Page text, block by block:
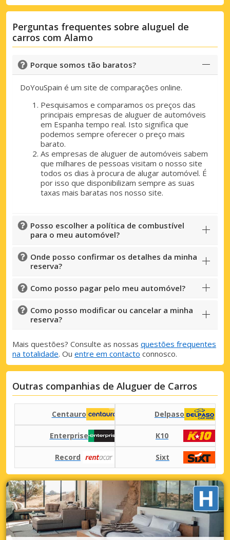
Perguntas frequentes sobre aluguel de
carros com Alamo
Porque somos tão baratos?
DoYouSpain é um site de comparações online.
Pesquisamos e comparamos os preços das
principais empresas de aluguer de automóveis
em Espanha tempo real. Isto significa que
podemos sempre oferecer o preço mais
barato.
As empresas de aluguer de automóveis sabem
que milhares de pessoas visitam o nosso site
todos os dias à procura de alugar automóvel. É
por isso que disponibilizam sempre as suas
taxas mais baratas nos nosso site.
Posso escolher a política de combustível
para o meu automóvel?
Onde posso confirmar os detalhes da minha
reserva?
Como posso pagar pelo meu automóvel?
Como posso modificar ou cancelar a minha
reserva?
Mais questões? Consulte as nossas questões frequentes
na totalidade. Ou entre em contacto connosco.
Outras companhias de Aluguer de Carros
Centauro Delpaso
Enterprise K10
Record Sixt